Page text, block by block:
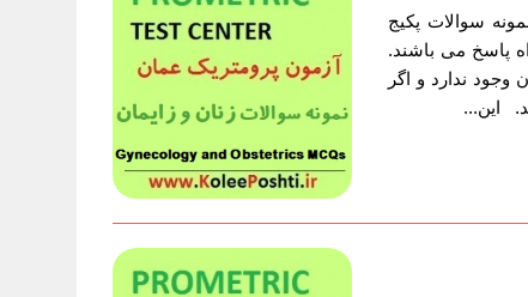
سوالات پکیج
سوالات به همراه پاسخ می باشند.
ندارد و اگر
این...